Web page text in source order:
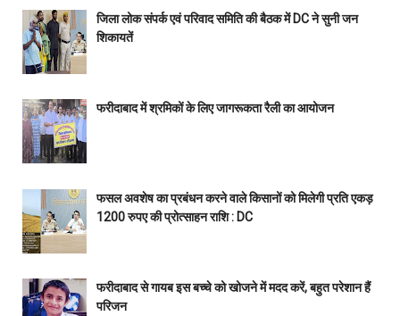
जिला लोक संपर्क एवं परिवाद समिति की बैठक में DC ने सुनी जन
शिकायतें
फरीदाबाद में श्रमिकों के लिए जागरूकता रैली का आयोजन
फसल अवशेष का प्रबंधन करने वाले किसानों को मिलेगी प्रति एकड़
1200 रुपए की प्रोत्साहन राशि : DC
फरीदाबाद से गायब इस बच्चे को खोजने में मदद करें, बहुत परेशान हैं
परिजन